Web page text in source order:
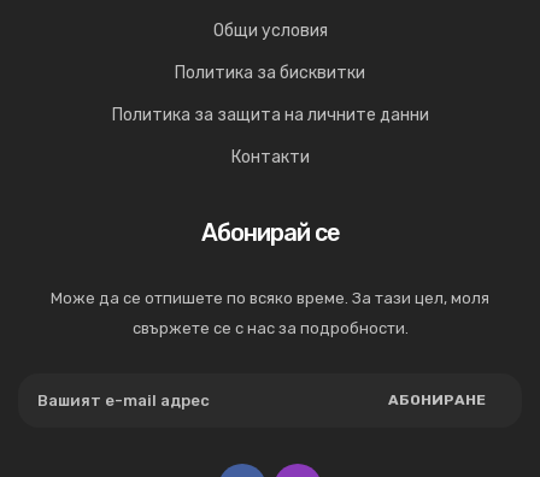
Общи условия
Политика за бисквитки
Политика за защита на личните данни
Контакти
Абонирай се
Може да се отпишете по всяко време. За тази цел, моля
свържете се с нас за подробности.
АБОНИРАНЕ